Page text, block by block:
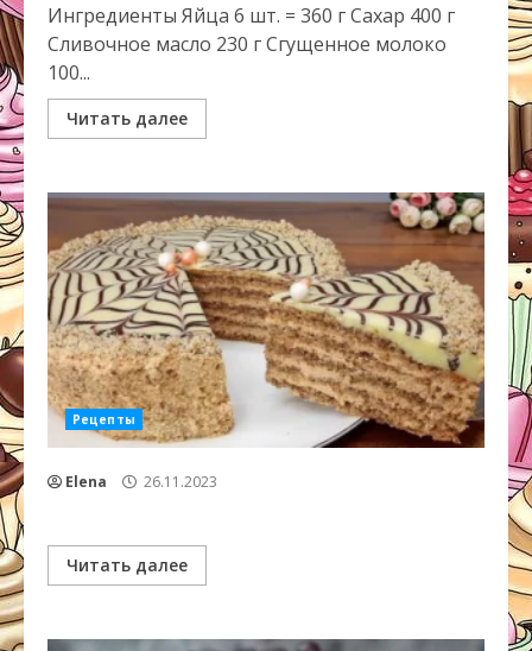
Ингредиенты Яйца 6 шт. = 360 г Сахар 400 г
Сливочное масло 230 г Сгущенное молоко
100...
Читать далее
Рецепты
Elena 26.11.2023
Читать далее